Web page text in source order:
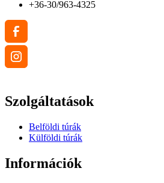
+36-30/963-4325
Szolgáltatások
Belföldi túrák
Külföldi túrák
Információk